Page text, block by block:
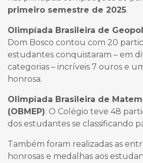
primeiro semestre de 2025.
Olimpíada Brasileira de
Dom Bosco contou com 20
estudantes conquistaram – em
categorias – incríveis 7 ouros e
honrosa.
Olimpíada Brasileira de
(OBMEP): O Colégio teve 48
dos estudantes se classificando
Também foram realizadas as
honrosas e medalhas aos